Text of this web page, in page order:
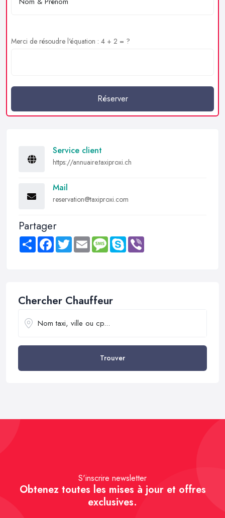
Merci de résoudre l'équation : 4 + 2 = ?
Réserver
Service client
https://annuaire.taxiproxi.ch
Mail
reservation@taxiproxi.com
Partager
Share FacebookTwitter Email MessageSkype
Chercher Chauffeur
Trouver
S'inscrire newsletter
Obtenez toutes les mises à jour et offres
exclusives.